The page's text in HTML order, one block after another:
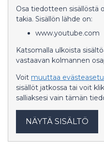
Osa tiedotteen sisällöstä
takia. Sisällön lähde on:
www.youtube.com
Katsomalla ulkoista
vastaavan kolmannen
Voit muuttaa
sisällöt jatkossa tai voit
salliaksesi vain tämän
NÄYTÄ SISÄLTÖ